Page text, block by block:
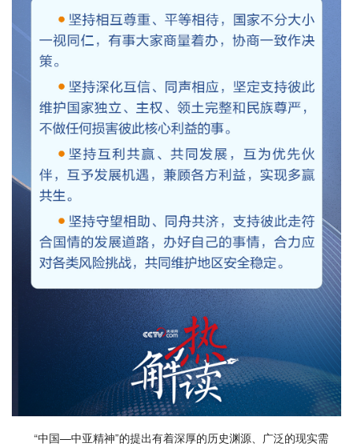
“中国—中亚精神”的提出有着深厚的历史渊源、广泛的现实需